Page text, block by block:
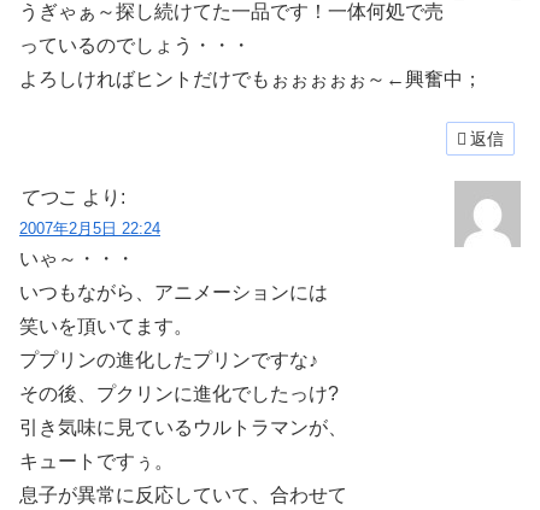
うぎゃぁ～探し続けてた一品です！一体何処で売
っているのでしょう・・・
よろしければヒントだけでもぉぉぉぉぉ～←興奮中；
返信
てつこ より:
2007年2月5日 22:24
いゃ～・・・
いつもながら、アニメーションには
笑いを頂いてます。
ププリンの進化したプリンですな♪
その後、プクリンに進化でしたっけ?
引き気味に見ているウルトラマンが、
キュートですぅ。
息子が異常に反応していて、合わせて